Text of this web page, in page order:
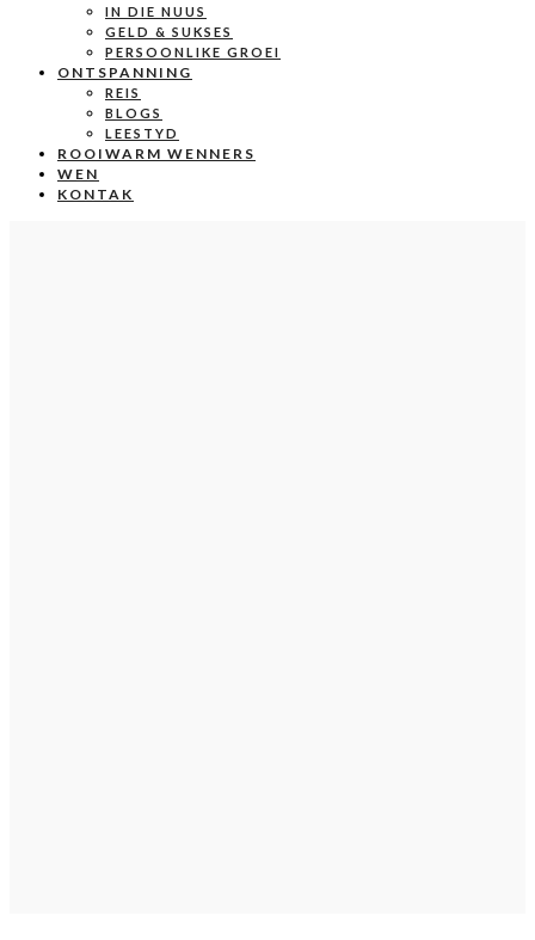
IN DIE NUUS
GELD & SUKSES
PERSOONLIKE GROEI
ONTSPANNING
REIS
BLOGS
LEESTYD
ROOIWARM WENNERS
WEN
KONTAK